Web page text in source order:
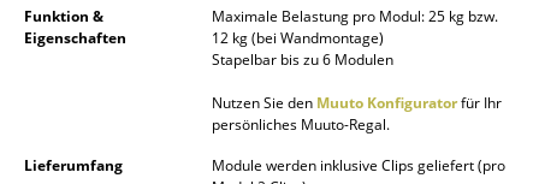
Nachttische & Bettzubehör
Uhren
Funktion &
Eigenschaften
Maximale Belastung pro Modul: 25 kg bzw.
12 kg (bei Wandmontage)
Stapelbar bis zu 6 Modulen
Nutzen Sie den Muuto Konfiguratorfür Ihr
persönliches Muuto-Regal.
Lieferumfang
Module werden inklusive Clips geliefert (pro